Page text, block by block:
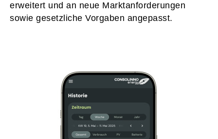
erweitert und an neue Marktanforderungen
sowie gesetzliche Vorgaben angepasst.